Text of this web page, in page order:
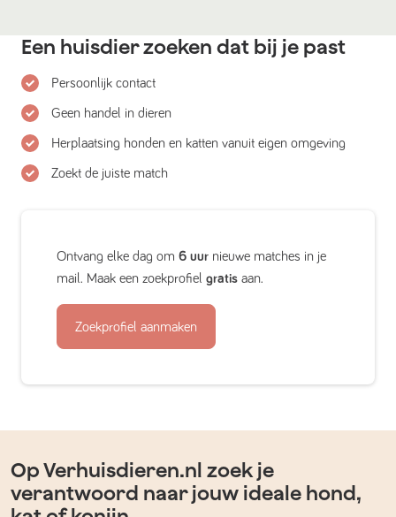
Een huisdier zoeken dat bij je past
Persoonlijk contact
Geen handel in dieren
Herplaatsing honden en katten vanuit eigen omgeving
Zoekt de juiste match
Ontvang elke dag om 6 uur nieuwe matches in je
mail. Maak een zoekprofiel gratis aan.
Zoekprofiel aanmaken
Op Verhuisdieren.nl zoek je
verantwoord naar jouw ideale hond,